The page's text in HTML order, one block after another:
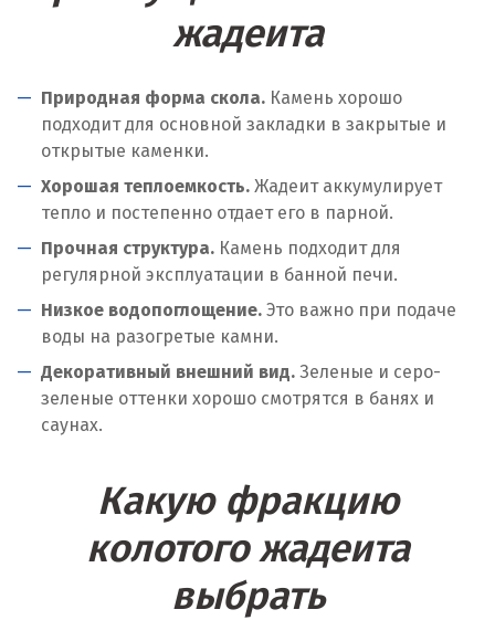
жадеита
Природная форма скола. Камень хорошо
подходит для основной закладки в закрытые и
открытые каменки.
Хорошая теплоемкость. Жадеит аккумулирует
тепло и постепенно отдает его в парной.
Прочная структура. Камень подходит для
регулярной эксплуатации в банной печи.
Низкое водопоглощение. Это важно при подаче
воды на разогретые камни.
Декоративный внешний вид. Зеленые и серо-
зеленые оттенки хорошо смотрятся в банях и
саунах.
Какую фракцию
колотого жадеита
выбрать